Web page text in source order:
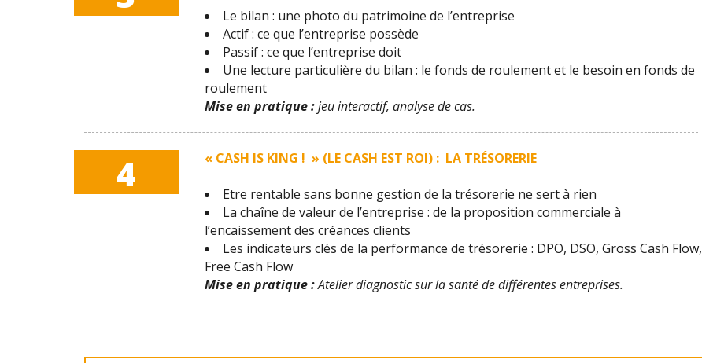
Le bilan : une photo du patrimoine de l’entreprise
Actif : ce que l’entreprise possède
Passif : ce que l’entreprise doit
Une lecture particulière du bilan : le fonds de roulement et le besoin en fonds de
roulement
Mise en pratique :jeu interactif, analyse de cas.
4 « CASH IS KING ! » (LE CASH EST ROI) : LA TRÉSORERIE
Etre rentable sans bonne gestion de la trésorerie ne sert à rien
La chaîne de valeur de l’entreprise : de la proposition commerciale à
l’encaissement des créances clients
Les indicateurs clés de la performance de trésorerie : DPO, DSO, Gross Cash Flow,
Free Cash Flow
Mise en pratique :Atelier diagnostic sur la santé de différentes entreprises.